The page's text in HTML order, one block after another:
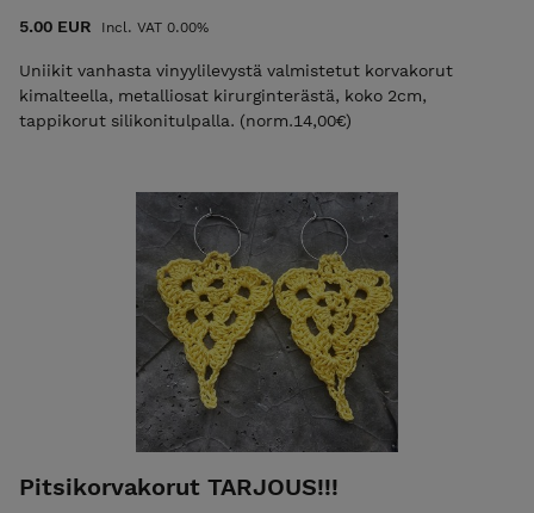
5.00 EUR Incl. VAT 0.00%
Uniikit vanhasta vinyylilevystä valmistetut korvakorut
kimalteella, metalliosat kirurginterästä, koko 2cm,
tappikorut silikonitulpalla. (norm.14,00€)
Pitsikorvakorut TARJOUS!!!